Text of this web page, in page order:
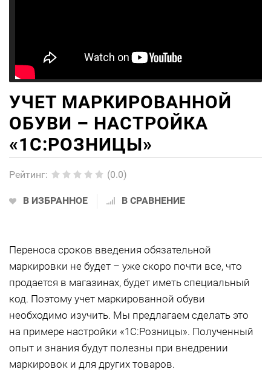
УЧЕТ МАРКИРОВАННОЙ
ОБУВИ – НАСТРОЙКА
«1С:РОЗНИЦЫ»
Рейтинг: (0.0)
В ИЗБРАННОЕ В СРАВНЕНИЕ
Переноса сроков введения обязательной
маркировки не будет – уже скоро почти все, что
продается в магазинах, будет иметь специальный
код. Поэтому учет маркированной обуви
необходимо изучить. Мы предлагаем сделать это
на примере настройки «1С:Розницы». Полученный
опыт и знания будут полезны при внедрении
маркировок и для других товаров.